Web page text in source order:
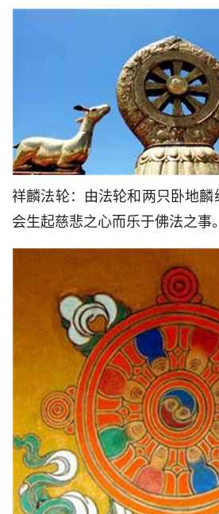
祥麟法轮：由法轮和两只卧地
会生起慈悲之心而乐于佛法之事。